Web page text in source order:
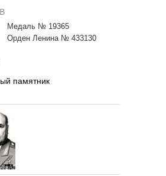
Медаль № 19365
Орден Ленина № 433130
памятник